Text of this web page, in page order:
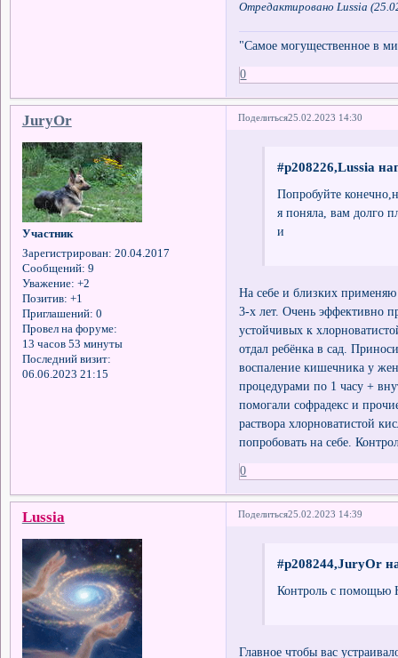
Отредактировано Lussia
"Самое могущественное в
0
Поделиться25.02.2023 14:30
JuryOr
Участник
Зарегистрирован: 20.04.2017
Сообщений: 9
Уважение: +2
Позитив: +1
Приглашений: 0
Провел на форуме:
13 часов 53 минуты
Последний визит:
06.06.2023 21:15
#p208226,Lussia
Попробуйте
я поняла, вам долго
и
На себе и близких применяю
3-х лет. Очень эффективно
устойчивых к
отдал ребёнка в сад.
воспаление кишечника у
процедурами по 1 часу +
помогали софрадекс и
раствора хлорноватистой
попробовать на себе.
0
Поделиться25.02.2023 14:39
Lussia
#p208244,JuryOr
Контроль с помощью
Главное чтобы вас